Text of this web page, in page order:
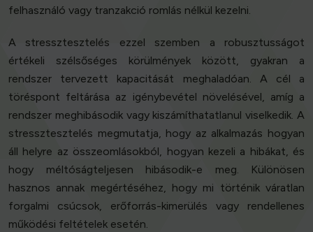
felhasználó vagy tranzakció romlás nélkül kezelni.
A stressztesztelés ezzel szemben a robusztusságot
értékeli szélsőséges körülmények között, gyakran a
rendszer tervezett kapacitását meghaladóan. A cél a
töréspont feltárása az igénybevétel növelésével, amíg a
rendszer meghibásodik vagy kiszámíthatatlanul viselkedik. A
stressztesztelés megmutatja, hogy az alkalmazás hogyan
áll helyre az összeomlásokból, hogyan kezeli a hibákat, és
hogy méltóságteljesen hibásodik-e meg. Különösen
hasznos annak megértéséhez, hogy mi történik váratlan
forgalmi csúcsok, erőforrás-kimerülés vagy rendellenes
működési feltételek esetén.